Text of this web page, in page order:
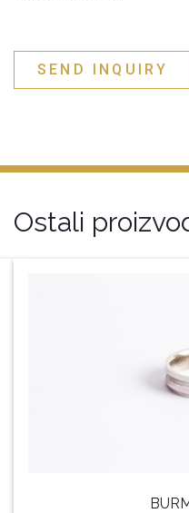
SEND INQUIRY
Ostali